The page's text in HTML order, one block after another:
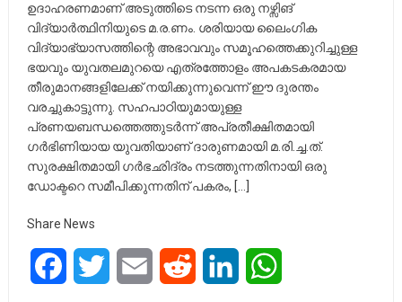
ഉദാഹരണമാണ് അടുത്തിടെ നടന്ന ഒരു നഴ്സിങ്
വിദ്യാർത്ഥിനിയുടെ മ.ര.ണം. ശരിയായ ലൈംഗിക
വിദ്യാഭ്യാസത്തിന്റെ അഭാവവും സമൂഹത്തെക്കുറിച്ചുള്ള
ഭയവും യുവതലമുറയെ എത്രത്തോളം അപകടകരമായ
തീരുമാനങ്ങളിലേക്ക് നയിക്കുന്നുവെന്ന് ഈ ദുരന്തം
വരച്ചുകാട്ടുന്നു. സഹപാഠിയുമായുള്ള
പ്രണയബന്ധത്തെത്തുടർന്ന് അപ്രതീക്ഷിതമായി
ഗർഭിണിയായ യുവതിയാണ് ദാരുണമായി മ.രി.ച്ച.ത്.
സുരക്ഷിതമായി ഗർഭഛിദ്രം നടത്തുന്നതിനായി ഒരു
ഡോക്ടറെ സമീപിക്കുന്നതിന് പകരം, […]
Share News
FacebookTwitter Email Reddit LinkedIn